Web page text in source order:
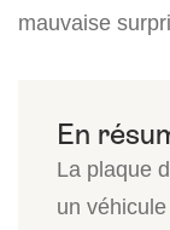
mauvaise
La plaque
un